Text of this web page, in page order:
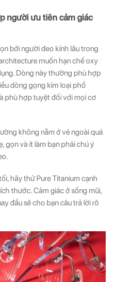
người ưu tiên cảm giác
bởi người đeo kính lâu trong
muốn hạn chế oxy
Dòng này thường phù hợp
dòng gọng kim loại phổ
phù hợp tuyệt đối với mọi cơ
không nằm ở vẻ ngoài quá
gọn và ít làm bạn phải chú ý
hãy thử Pure Titanium cạnh
thước. Cảm giác ở sống mũi,
đầu sẽ cho bạn câu trả lời rõ